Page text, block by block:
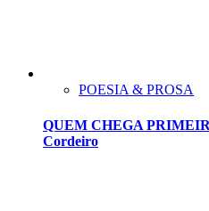
POESIA & PROSA
QUEM CHEGA
Cordeiro